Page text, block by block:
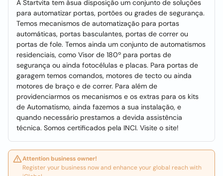
A Startvita tem àsua disposição um conjunto de soluções
para automatizar portas, portões ou grades de segurança.
Temos mecanismos de automatização para portas
automáticas, portas basculantes, portas de correr ou
portas de fole. Temos ainda um conjunto de automatismos
residenciais, como Visor de 180º para portas de
segurança ou ainda fotocélulas e placas. Para portas de
garagem temos comandos, motores de tecto ou ainda
motores de braço e de correr. Para além de
providenciarmos os mecanismos e os extras para os kits
de Automatismo, ainda fazemos a sua instalação, e
quando necessário prestamos a devida assistência
técnica. Somos certificados pela INCI. Visite o site!
Attention business owner!
Register your business now and enhance your global reach with